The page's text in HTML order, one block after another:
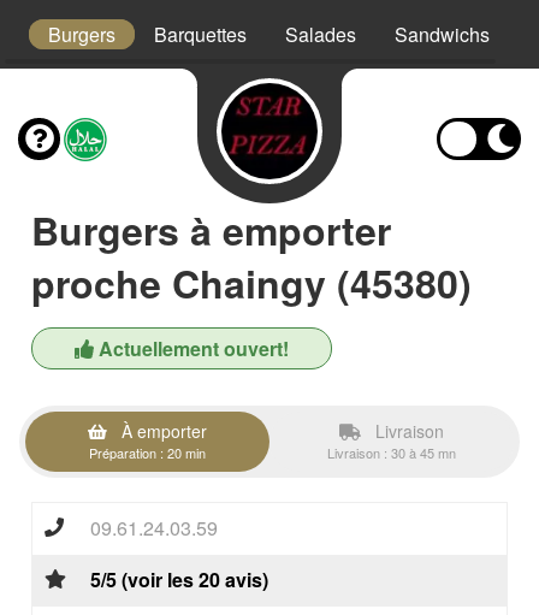
Burgers Barquettes Salades Sandwichs
Burgers à emporter
proche Chaingy (45380)
Actuellement ouvert!
À emporter
Préparation : 20 min
Livraison
Livraison : 30 à 45 mn
09.61.24.03.59
5/5 (voir les 20 avis)